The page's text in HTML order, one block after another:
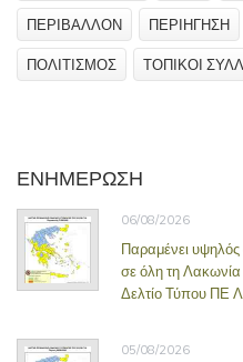
ΠΕΡΙΒΑΛΛΟΝ ΠΕΡΙΗΓΗΣΗ
ΠΟΛΙΤΙΣΜΟΣ ΤΟΠΙΚΟΙ
ΕΝΗΜΕΡΩΣΗ
06/08/2026
Παραμένει υψηλός
σε όλη τη
Δελτίο Τύπου ΠΕ
05/08/2026